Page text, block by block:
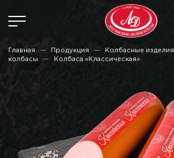
Главная Продукция Колбасные изделия
колбасы
Колбаса «Классическая»